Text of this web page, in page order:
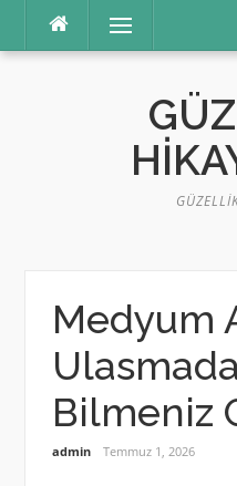
Menü
Medyum
Bilmeniz
admin Temmuz 1, 2026